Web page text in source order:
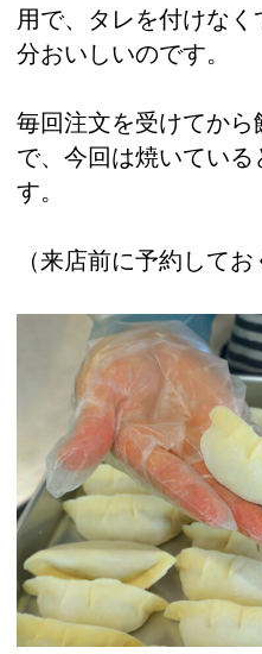
用で、タレを付けな
分おいしいのです。
毎回注文を受けてから
で、今回は焼いている
す。
（来店前に予約して